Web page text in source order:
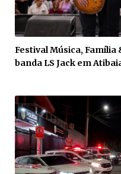
Festival Música, Família
banda LS Jack em